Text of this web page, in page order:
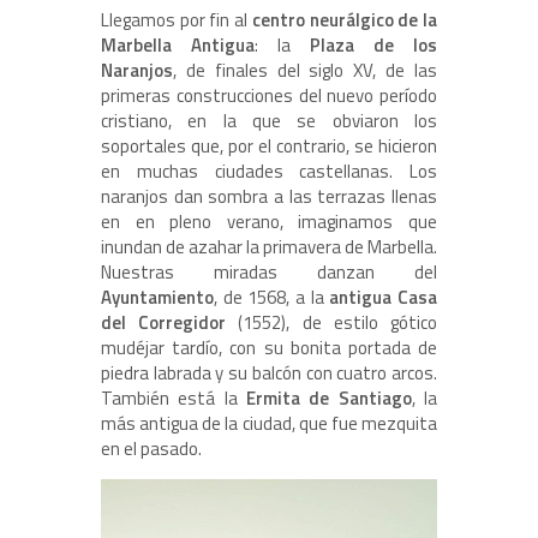
Llegamos por fin al centro neurálgico de la
Marbella Antigua: la Plaza de los
Naranjos, de finales del siglo XV, de las
primeras construcciones del nuevo período
cristiano, en la que se obviaron los
soportales que, por el contrario, se hicieron
en muchas ciudades castellanas. Los
naranjos dan sombra a las terrazas llenas
en en pleno verano, imaginamos que
inundan de azahar la primavera de Marbella.
Nuestras miradas danzan del
Ayuntamiento, de 1568, a la antigua Casa
del Corregidor (1552), de estilo gótico
mudéjar tardío, con su bonita portada de
piedra labrada y su balcón con cuatro arcos.
También está laErmita de Santiago, la
más antigua de la ciudad, que fue mezquita
en el pasado.